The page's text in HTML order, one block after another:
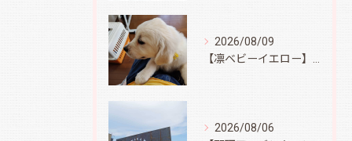
2026/08/09
2026/08/06